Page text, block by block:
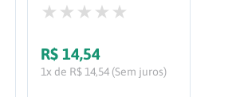
R$ 14,54
1x de R$ 14,54 (Sem juros)